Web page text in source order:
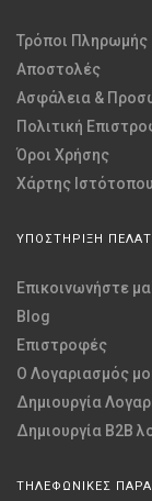
Τρόποι Πληρωμής
Αποστολές
Ασφάλεια &
Πολιτική
Όροι Χρήσης
Χάρτης Ιστότοπου
ΥΠΟΣΤΗΡΙΞΗ
Επικοινωνήστε
Blog
Επιστροφές
O Λογαριασμός
Δημιουργία
Δημιουργία B2B
ΤΗΛΕΦΩΝΙΚΕΣ